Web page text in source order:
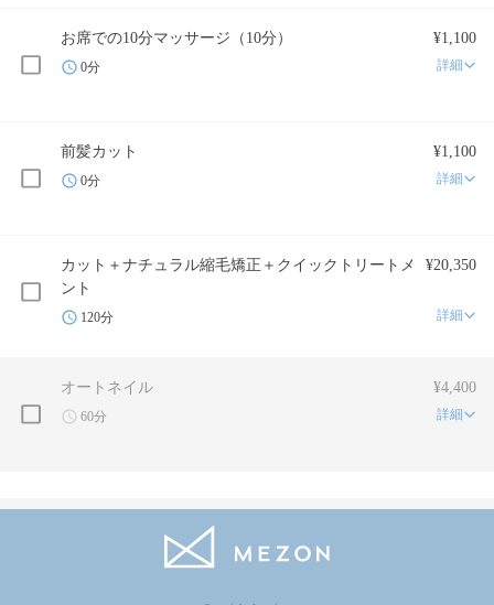
お席での10分マッサージ（10分） ¥1,100
0分 詳細
前髪カット ¥1,100
0分 詳細
カット＋ナチュラル縮毛矯正＋クイックトリートメ
ント
¥20,350
120分 詳細
オートネイル ¥4,400
60分 詳細